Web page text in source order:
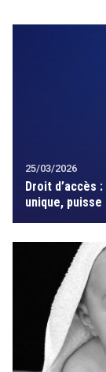
25/03/2026
Droit d’accès
unique,